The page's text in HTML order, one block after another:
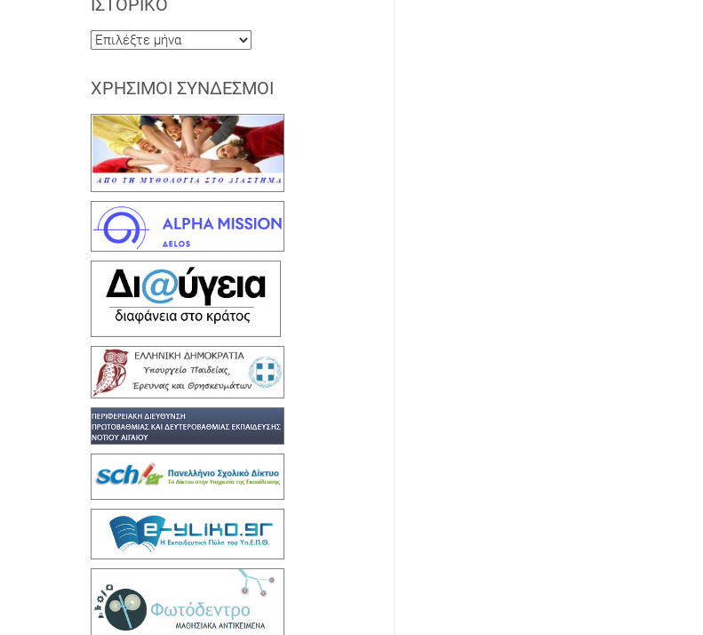
ΙΣΤΟΡΙΚΌ
Ιστορικό
ΧΡΉΣΙΜΟΙ ΣΎΝΔΕΣΜΟΙ